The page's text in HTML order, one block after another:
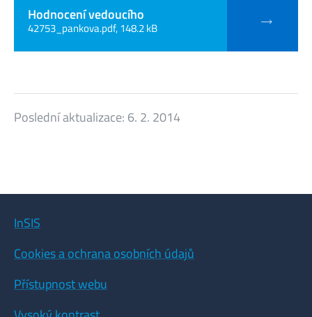
Hodnocení vedoucího
42753_pankova.pdf, 148.2 kB
Poslední aktualizace: 6. 2. 2014
InSIS
Cookies a ochrana osobních údajů
Přístupnost webu